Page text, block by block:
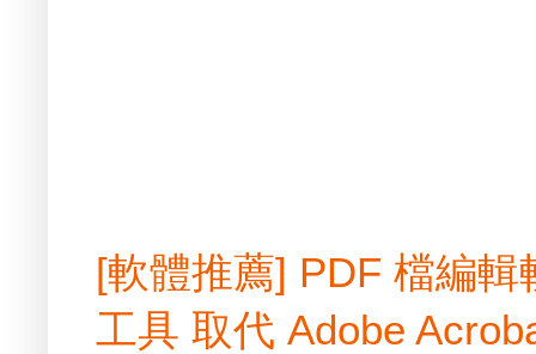
[軟體推薦] PDF 檔編
工具 取代 Adobe